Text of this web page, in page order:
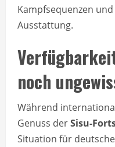
Kampfsequenzen
Ausstattung.
noch
Während
Genuss derSisu-
Situation für